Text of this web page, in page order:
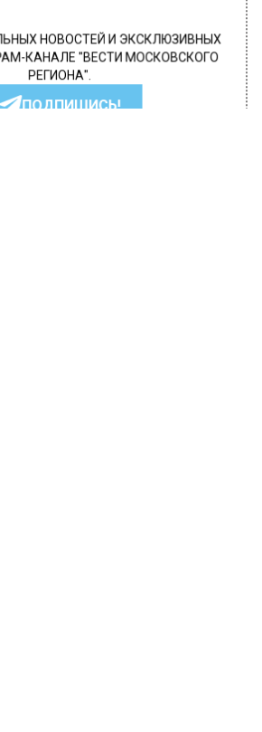
НОВОСТЕЙ И ЭКСКЛЮЗИВНЫХ
КАНАЛЕ "ВЕСТИ МОСКОВСКОГО
РЕГИОНА".
ПОДПИШИСЬ!